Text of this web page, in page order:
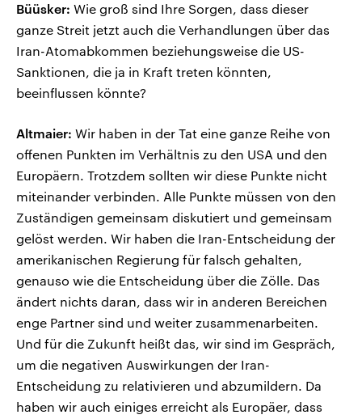
Büüsker: Wie groß sind Ihre Sorgen, dass dieser
ganze Streit jetzt auch die Verhandlungen über das
Iran-Atomabkommen beziehungsweise die US-
Sanktionen, die ja in Kraft treten könnten,
beeinflussen könnte?
Altmaier: Wir haben in der Tat eine ganze Reihe von
offenen Punkten im Verhältnis zu den USA und den
Europäern. Trotzdem sollten wir diese Punkte nicht
miteinander verbinden. Alle Punkte müssen von den
Zuständigen gemeinsam diskutiert und gemeinsam
gelöst werden. Wir haben die Iran-Entscheidung der
amerikanischen Regierung für falsch gehalten,
genauso wie die Entscheidung über die Zölle. Das
ändert nichts daran, dass wir in anderen Bereichen
enge Partner sind und weiter zusammenarbeiten.
Und für die Zukunft heißt das, wir sind im Gespräch,
um die negativen Auswirkungen der Iran-
Entscheidung zu relativieren und abzumildern. Da
haben wir auch einiges erreicht als Europäer, dass